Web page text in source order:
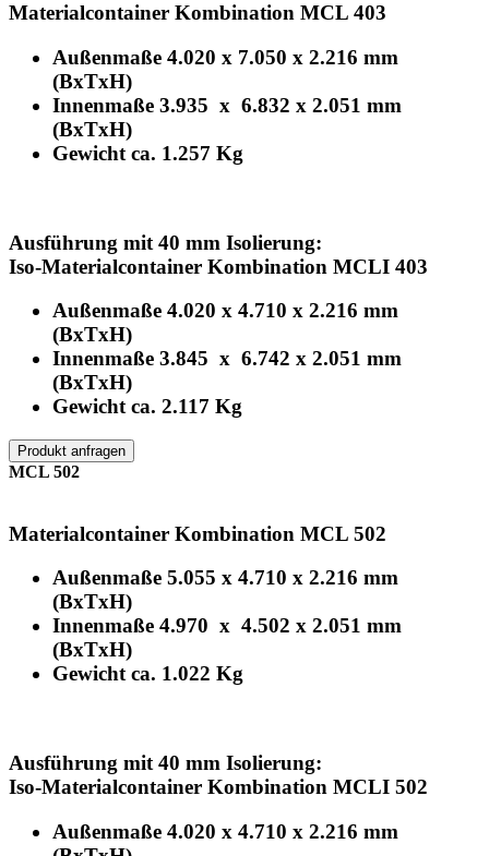
Materialcontainer Kombination MCL 403
Außenmaße 4.020 x 7.050 x 2.216 mm
(BxTxH)
Innenmaße 3.935 x 6.832 x 2.051 mm
(BxTxH)
Gewicht ca. 1.257 Kg
Ausführung mit 40 mm Isolierung:
Iso-Materialcontainer Kombination MCLI 403
Außenmaße 4.020 x 4.710 x 2.216 mm
(BxTxH)
Innenmaße 3.845 x 6.742 x 2.051 mm
(BxTxH)
Gewicht ca. 2.117 Kg
Produkt anfragen
MCL 502
Materialcontainer Kombination MCL 502
Außenmaße 5.055 x 4.710 x 2.216 mm
(BxTxH)
Innenmaße 4.970 x 4.502 x 2.051 mm
(BxTxH)
Gewicht ca. 1.022 Kg
Ausführung mit 40 mm Isolierung:
Iso-Materialcontainer Kombination MCLI 502
Außenmaße 4.020 x 4.710 x 2.216 mm